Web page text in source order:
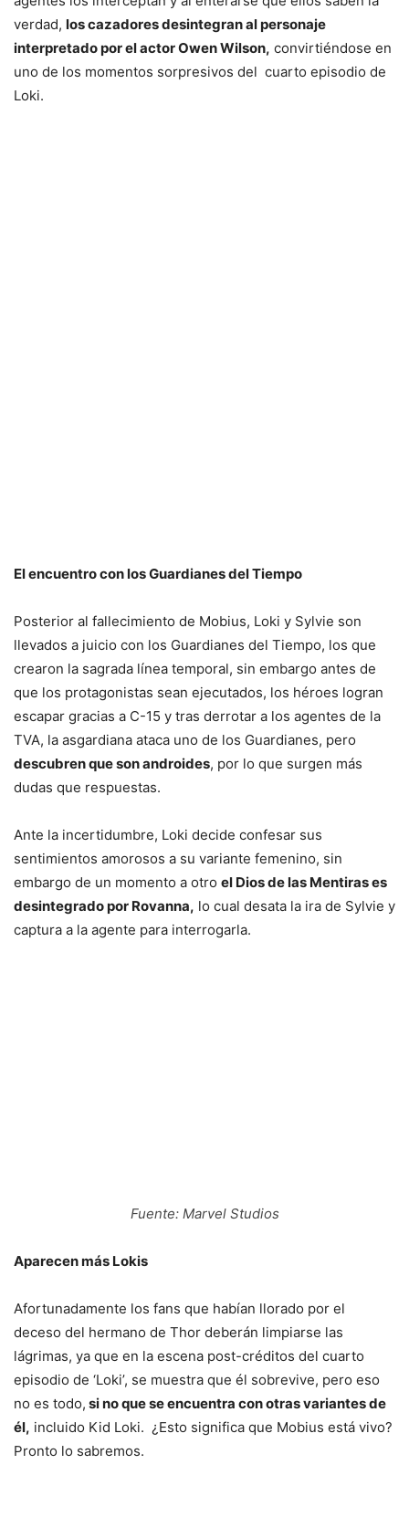
verdad, los cazadores desintegran al personaje
interpretado por el actor Owen Wilson, convirtiéndose en
uno de los momentos sorpresivos del cuarto episodio de
Loki.
El encuentro con los Guardianes del Tiempo
Posterior al fallecimiento de Mobius, Loki y Sylvie son
llevados a juicio con los Guardianes del Tiempo, los que
crearon la sagrada línea temporal, sin embargo antes de
que los protagonistas sean ejecutados, los héroes logran
escapar gracias a C-15 y tras derrotar a los agentes de la
TVA, la asgardiana ataca uno de los Guardianes, pero
descubren que son androides, por lo que surgen más
dudas que respuestas.
Ante la incertidumbre, Loki decide confesar sus
sentimientos amorosos a su variante femenino, sin
embargo de un momento a otro el Dios de las Mentiras es
desintegrado por Rovanna, lo cual desata la ira de Sylvie y
captura a la agente para interrogarla.
Fuente: Marvel Studios
Aparecen más Lokis
Afortunadamente los fans que habían llorado por el
deceso del hermano de Thor deberán limpiarse las
lágrimas, ya que en la escena post-créditos del cuarto
episodio de ‘Loki’, se muestra que él sobrevive, pero eso
no es todo, si no que se encuentra con otras variantes de
él, incluido Kid Loki. ¿Esto significa que Mobius está vivo?
Pronto lo sabremos.